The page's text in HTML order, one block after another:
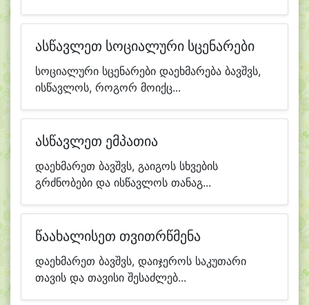
ასწავლეთ სოციალური სცენარები
სოციალური სცენარები დაეხმარება ბავშვს,
ისწავლოს, როგორ მოიქც...
ასწავლეთ ემპათია
დაეხმარეთ ბავშვს, გაიგოს სხვების
გრძნობები და ისწავლოს თანაგ...
წაახალისეთ თვითრწმენა
დაეხმარეთ ბავშვს, დაიჯეროს საკუთარი
თავის და თავისი შესაძლებ...